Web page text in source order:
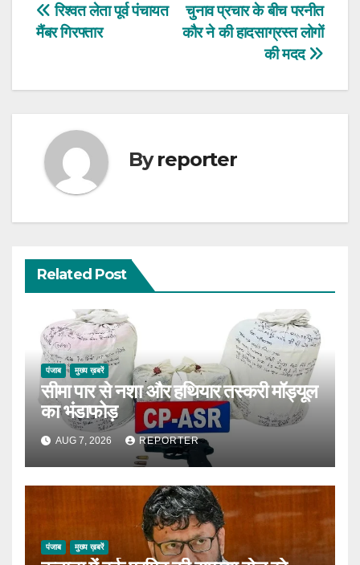
Post
चुनाव प्रचार के बीच परनीत
कौर ने की हादसाग्रस्त लोगों
की मदद
रिश्वत लेता पूर्व पंचायत
मैंबर गिरफ्तार
Byreporter
Related Post
पंजाब मुख्य ख़बरें
सीमा पार से नशा और हथियार तस्करी मॉड्यूल
का भंडाफोड़
AUG 7, 2026 REPORTER
पंजाब मुख्य ख़बरें